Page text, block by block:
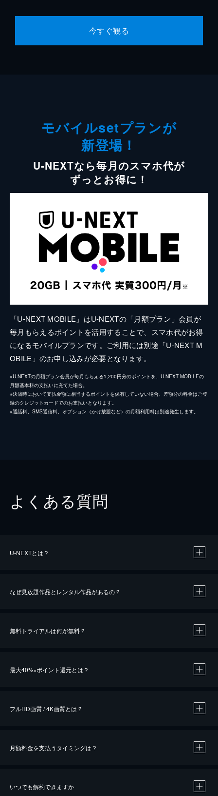
今すぐ観る
モバイルsetプランが
新登場！
U-NEXTなら毎月のスマホ代が
ずっとお得に！
「U-NEXT MOBILE」はU-NEXTの「月額プラン」会員が
毎月もらえるポイントを活用することで、スマホ代がお得
になるモバイルプランです。ご利用には別途「U-NEXT M
OBILE」のお申し込みが必要となります。
※U-NEXTの月額プラン会員が毎月もらえる1,200円分のポイントを、U-NEXT MOBILEの
月額基本料の支払いに充てた場合。
※決済時において支払金額に相当するポイントを保有していない場合、差額分の料金はご登
録のクレジットカードでのお支払いとなります。
※通話料、SMS通信料、オプション（かけ放題など）の月額利用料は別途発生します。
よくある質問
U-NEXTとは？
なぜ見放題作品とレンタル作品があるの？
無料トライアルは何が無料？
最大40%※ポイント還元とは？
※40％ポイント還元の対象は、クレジットカード決済による作品の購入 / レンタルです。
フルHD画質 / 4K画質とは？
月額料金を支払うタイミングは？
いつでも解約できますか